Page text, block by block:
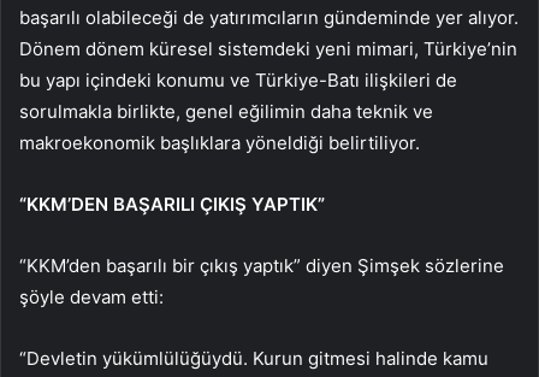
başarılı olabileceği de yatırımcıların gündeminde yer alıyor.
Dönem dönem küresel sistemdeki yeni mimari, Türkiye’nin
bu yapı içindeki konumu ve Türkiye-Batı ilişkileri de
sorulmakla birlikte, genel eğilimin daha teknik ve
makroekonomik başlıklara yöneldiği belirtiliyor.
“KKM’DEN BAŞARILI ÇIKIŞ YAPTIK”
“KKM’den başarılı bir çıkış yaptık” diyen Şimşek sözlerine
şöyle devam etti:
“Devletin yükümlülüğüydü. Kurun gitmesi halinde kamu